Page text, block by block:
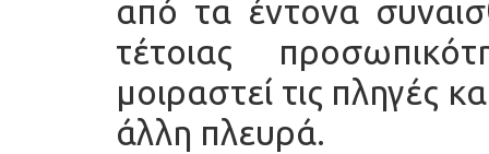
από τα έντονα
τέτοιας
μοιραστεί τις πληγές
άλλη πλευρά.